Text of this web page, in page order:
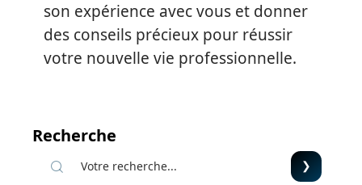
son expérience avec vous et donner
des conseils précieux pour réussir
votre nouvelle vie professionnelle.
Recherche